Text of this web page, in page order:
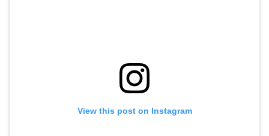
View this post on Instagram